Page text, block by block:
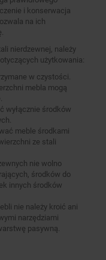
i konserwacja
na ich
nierdzewnej, należy
użytkowania:
w czystości.
mebla mogą
wyłącznie środków
meble środkami
ze stali
nie wolno
środków do
innych środków
nie należy kroić ani
narzędziami
pasywną.